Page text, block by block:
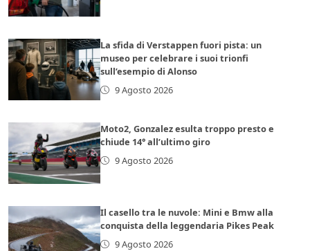
La sfida di Verstappen fuori pista: un
museo per celebrare i suoi trionfi
sull’esempio di Alonso
9 Agosto 2026
Moto2, Gonzalez esulta troppo presto e
chiude 14° all’ultimo giro
9 Agosto 2026
Il casello tra le nuvole: Mini e Bmw alla
conquista della leggendaria Pikes Peak
9 Agosto 2026